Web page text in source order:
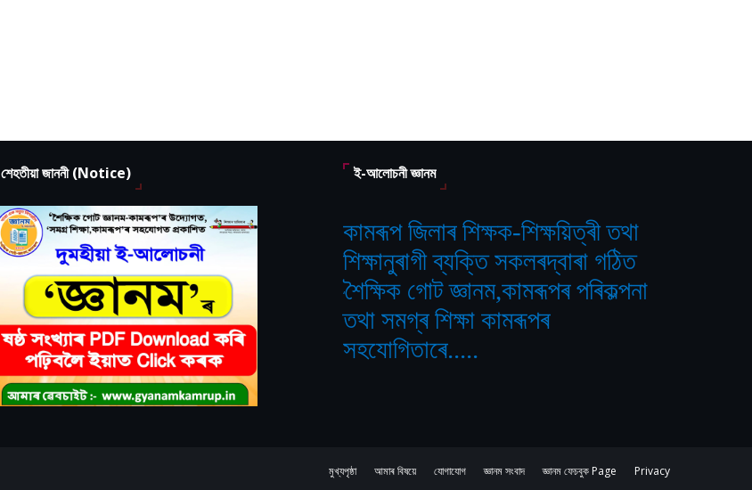
শেহতীয়া জাননী (Notice) ই-আলোচনী জ্ঞানম
কামৰূপ জিলাৰ শিক্ষক-শিক্ষয়িত্ৰী তথা
শিক্ষানুৰাগী ব্যক্তি সকলৰদ্বাৰা গঠিত
‘শৈক্ষিক গোট জ্ঞানম,কামৰূপৰ পৰিকল্পনা
তথা সমগ্ৰ শিক্ষা কামৰূপৰ
সহযোগিতাৰে.....
মুখ্যপৃষ্ঠা আমাৰ বিষয়ে যোগাযোগ জ্ঞানম সংবাদ জ্ঞানম ফেচবুক Page Privacy